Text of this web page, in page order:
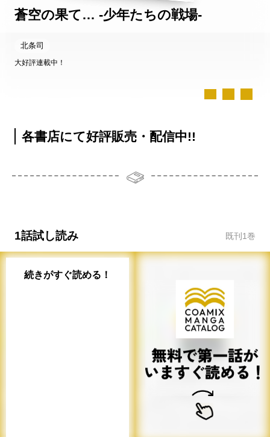
蒼空の果て… -少年たちの戦場-
北条司
大好評連載中！
各書店にて好評販売・配信中!!
1話試し読み 既刊 1巻
続きがすぐ読める！